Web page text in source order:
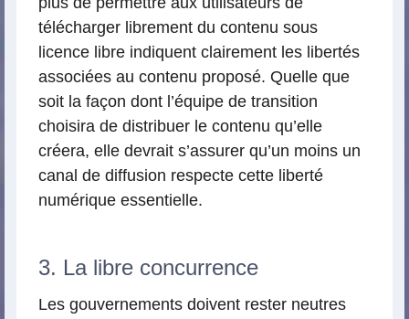
télécharger librement du contenu sous
licence libre indiquent clairement les libertés
associées au contenu proposé. Quelle que
soit la façon dont l’équipe de transition
choisira de distribuer le contenu qu’elle
créera, elle devrait s’assurer qu’un moins un
canal de diffusion respecte cette liberté
numérique essentielle.
3. La libre concurrence
Les gouvernements doivent rester neutres